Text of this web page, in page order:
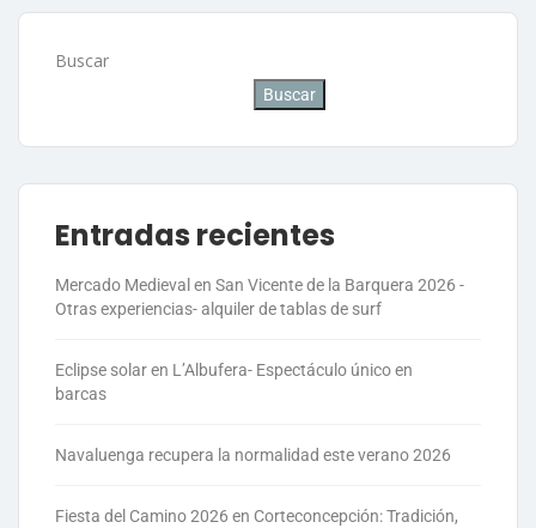
Buscar
Buscar
Entradas recientes
Mercado Medieval en San Vicente de la Barquera 2026 -
Otras experiencias- alquiler de tablas de surf
Eclipse solar en L’Albufera- Espectáculo único en
barcas
Navaluenga recupera la normalidad este verano 2026
Fiesta del Camino 2026 en Corteconcepción: Tradición,